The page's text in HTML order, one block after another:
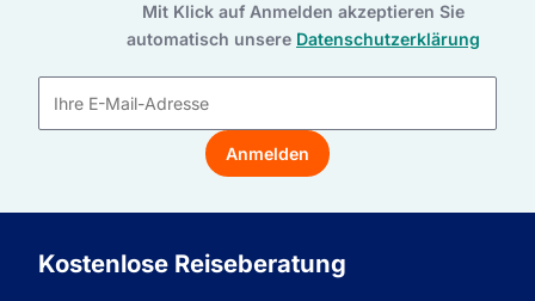
Mit Klick auf Anmelden akzeptieren Sie
automatisch unsere Datenschutzerklärung
E-
Mail-
Adresse
Anmelden
Kostenlose Reiseberatung